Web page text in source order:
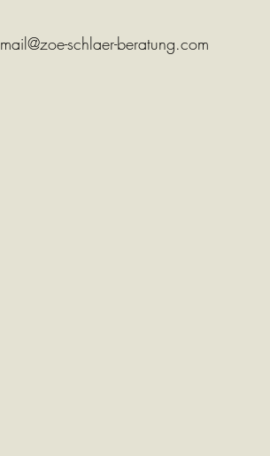
mail@zoe-schlaer-beratung.com